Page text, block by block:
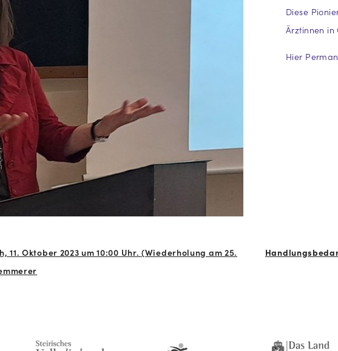
Diese
Ärztinnen
Hier
11. Oktober 2023 um 10:00 Uhr. (Wiederholung am 25.